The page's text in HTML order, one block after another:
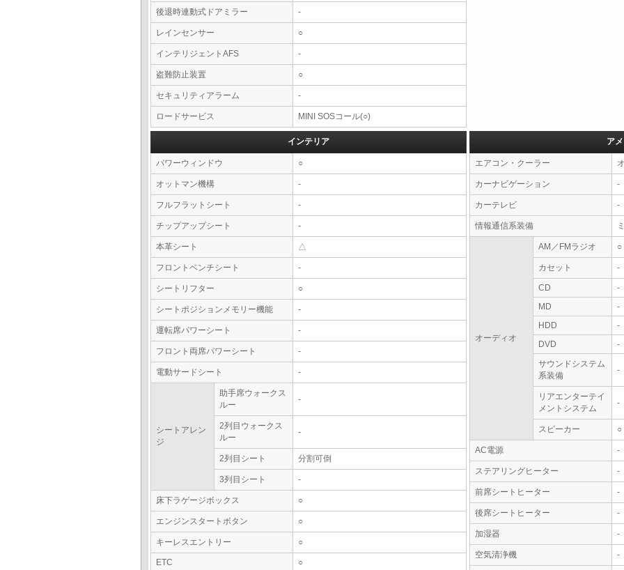
後退時連動式ドアミラー -
レインセンサー ○
インテリジェントAFS -
盗難防止装置 ○
セキュリティアラーム -
ロードサービス MINI SOSコール(○)
インテリア
パワーウィンドウ ○
オットマン機構 -
フルフラットシート -
チップアップシート -
本革シート △
フロントベンチシート -
シートリフター ○
シートポジションメモリー機能 -
運転席パワーシート -
フロント両席パワーシート -
電動サードシート -
シートアレン
ジ
助手席ウォークス
ルー
-
2列目ウォークス
ルー
-
2列目シート 分割可倒
3列目シート -
床下ラゲージボックス ○
エンジンスタートボタン ○
キーレスエントリー ○
ETC ○
ア
エアコン・クーラー
カーナビゲーション -
カーテレビ -
情報通信系装備
オーディオ
AM／FMラジオ ○
カセット -
CD
-
MD
-
HDD
-
DVD
-
サウンドシステム
系装備
-
リアエンターテイ
メントシステム
-
スピーカー ○
AC電源 -
ステアリングヒーター -
前席シートヒーター -
後席シートヒーター -
加湿器 -
空気清浄機 -